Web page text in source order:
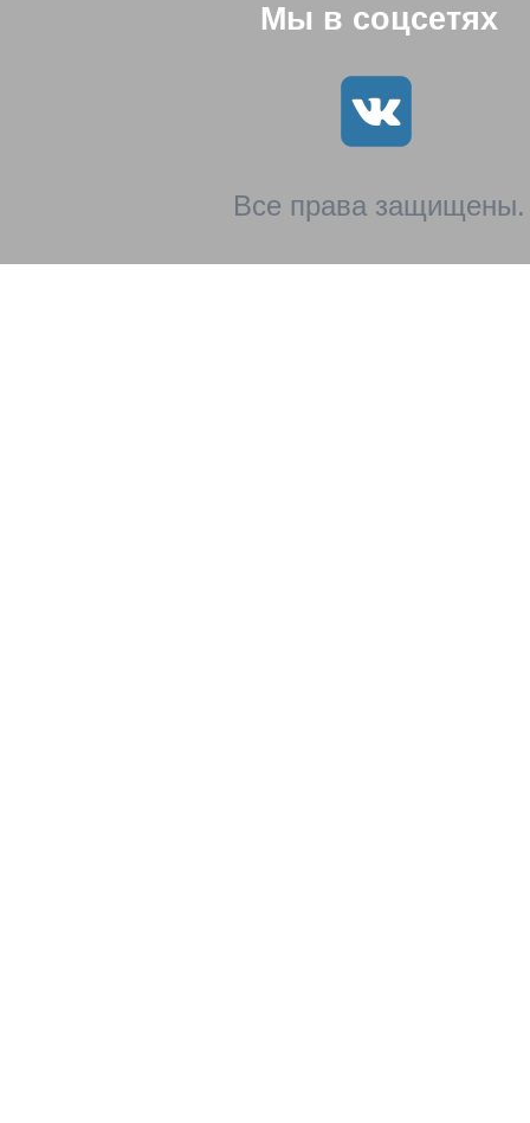
Мы в соцсетях
Все права защищены.